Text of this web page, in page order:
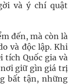
và ý chí quật
đến, mà còn là
và độc lập. Khi
tích Quốc gia và
nơi giữ gìn giá trị
bất tận, những